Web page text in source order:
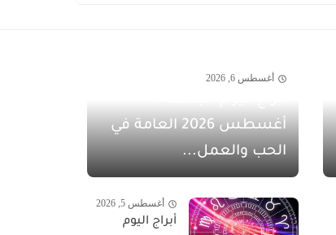
أغسطس 6, 2026
أغسطس 2026 العامة في
الحب والعمل...
أغسطس 5, 2026
أبراج اليوم